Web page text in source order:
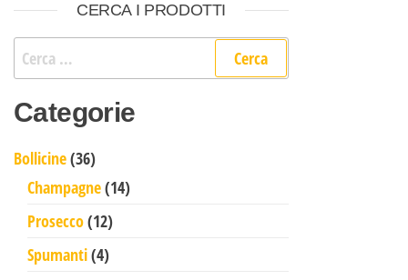
CERCA I PRODOTTI
Ricerca per:
Categorie
Bollicine 3636 prodotti
Champagne 1414 prodotti
Prosecco 1212 prodotti
Spumanti 44 prodotti